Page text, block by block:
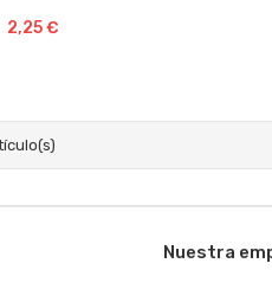
2,25 €
Nuestra